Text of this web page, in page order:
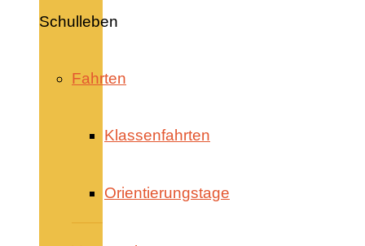
Schulleben
Fahrten
Klassenfahrten
Orientierungstage